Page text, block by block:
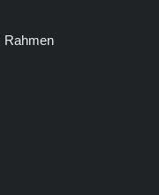
Rahmen